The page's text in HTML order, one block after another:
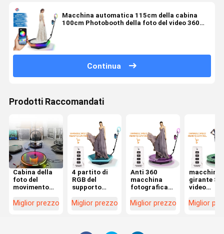
Macchina automatica 115cm della cabina
100cm Photobooth della foto del video 360
Continua
Prodotti Raccomandati
Cabina della
foto del
movimento
45° - angolo
Miglior prezzo
4 partito di
RGB del
supporto
della foto
automatici
Miglior prezzo
Anti 360
macchina
fotografica
d'agitazione
sostegno
Miglior prezzo
macchina
girante
video
della
Miglior